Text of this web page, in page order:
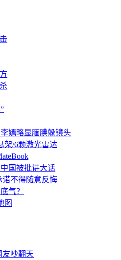
嫣略显腼腆躲镜头
架/6颗激光雷达
国被批讲大话
不得随意反悔
气？
图
友吵翻天